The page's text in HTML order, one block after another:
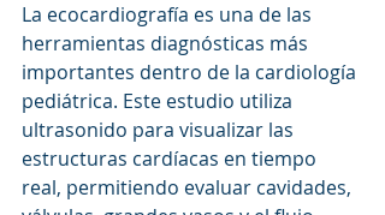
La ecocardiografía es una de las
herramientas diagnósticas más
importantes dentro de la cardiología
pediátrica. Este estudio utiliza
ultrasonido para visualizar las
estructuras cardíacas en tiempo
real, permitiendo evaluar cavidades,